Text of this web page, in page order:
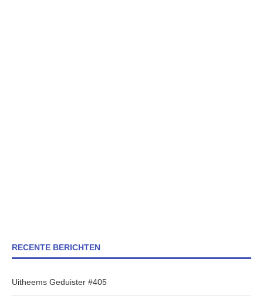
RECENTE BERICHTEN
Uitheems Geduister #405